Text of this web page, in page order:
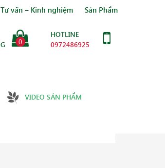
Tư vấn – Kinh nghiệm Sản Phẩm
0
HOTLINE
0972486925
VIDEO SẢN PHẨM